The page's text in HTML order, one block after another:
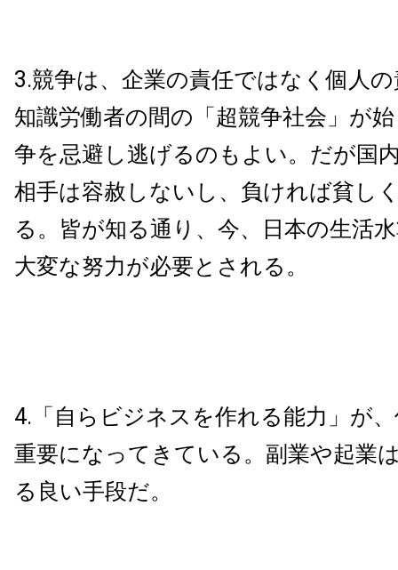
3.競争は、企業の責任ではなく個人
知識労働者の間の「超競争社会」が
争を忌避し逃げるのもよい。だが国
相手は容赦しないし、負ければ貧し
る。皆が知る通り、今、日本の生活
大変な努力が必要とされる。
4.「自らビジネスを作れる能力」が
重要になってきている。副業や起業
る良い手段だ。